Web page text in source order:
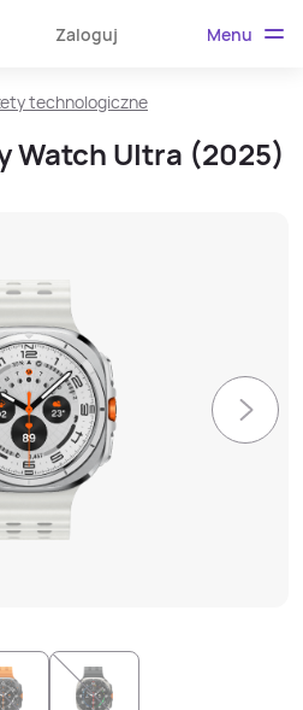
Zaloguj Menu
technologiczne
Watch Ultra (2025)